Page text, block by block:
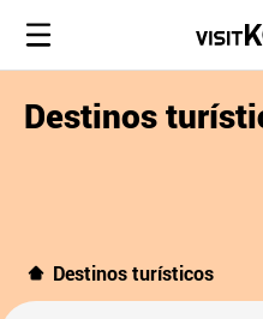
Destinos
Destinos turísticos